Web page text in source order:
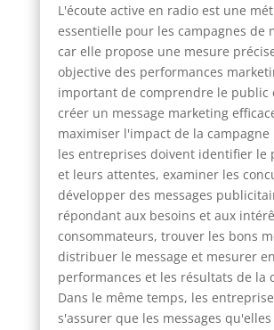
L'écoute active en radio est une
essentielle pour les campagnes de
car elle propose une mesure
objective des performances
important de comprendre le public
créer un message marketing
maximiser l'impact de la campagne
les entreprises doivent identifier le
et leurs attentes, examiner les
développer des messages
répondant aux besoins et aux
consommateurs, trouver les bons
distribuer le message et mesurer
performances et les résultats de la
Dans le même temps, les
s'assurer que les messages qu'elles